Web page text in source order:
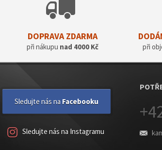
DOPRAVA ZDARMA
při nákupu nad 4000 Kč při
Sledujte nás na Facebooku
Sledujte nás na Instagramu